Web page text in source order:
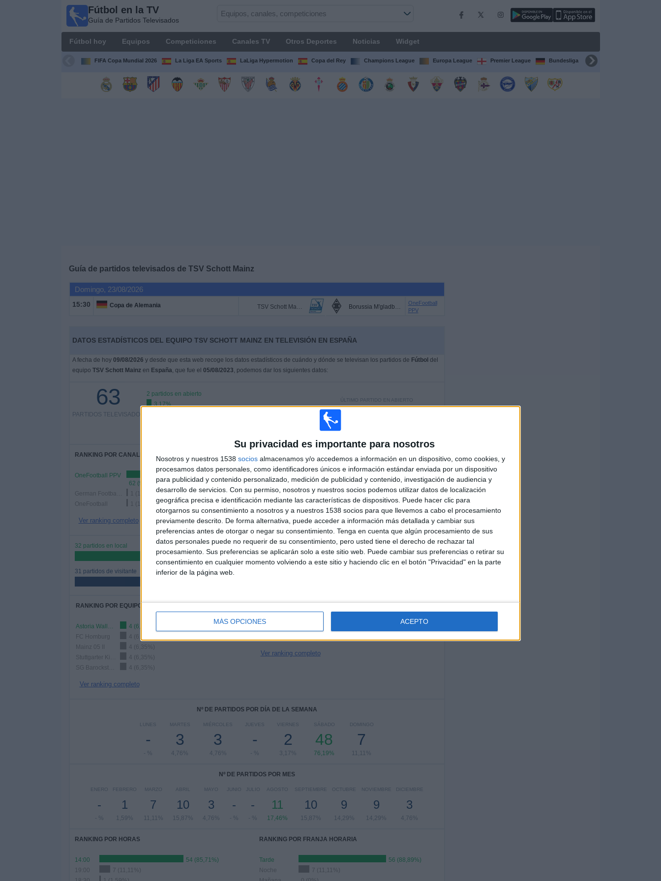
Su privacidad es importante para nosotros
Nosotros y nuestros 1538 socios almacenamos y/o accedemos a información en un dispositivo, como cookies, y
procesamos datos personales, como identificadores únicos e información estándar enviada por un dispositivo
para publicidad y contenido personalizado, medición de publicidad y contenido, investigación de audiencia y
desarrollo de servicios. Con su permiso, nosotros y nuestros socios podemos utilizar datos de localización
geográfica precisa e identificación mediante las características de dispositivos. Puede hacer clic para
otorgarnos su consentimiento a nosotros y a nuestros 1538 socios para que llevemos a cabo el procesamiento
previamente descrito. De forma alternativa, puede acceder a información más detallada y cambiar sus
preferencias antes de otorgar o negar su consentimiento. Tenga en cuenta que algún procesamiento de sus
datos personales puede no requerir de su consentimiento, pero usted tiene el derecho de rechazar tal
procesamiento. Sus preferencias se aplicarán solo a este sitio web. Puede cambiar sus preferencias o retirar su
consentimiento en cualquier momento volviendo a este sitio y haciendo clic en el botón "Privacidad" en la parte
inferior de la página web.
MÁS OPCIONES ACEPTO
Fútbol en la TV
Guía de Partidos Televisados
Fútbol hoy Equipos Competiciones Canales TV Otros Deportes Noticias Widget
FIFA Copa Mundial 2026 La Liga EA Sports LaLiga Hypermotion Copa del Rey Champions League Europa League Premier League Bundesliga Supercopa de España
Guía de partidos televisados de TSV Schott Mainz
Domingo, 23/08/2026
15:30 Copa de Alemania TSV Schott Mainz Borussia M'gladbach
OneFootball
PPV
DATOS ESTADÍSTICOS DEL EQUIPO TSV SCHOTT MAINZ EN TELEVISIÓN EN ESPAÑA
A fecha de hoy 09/08/2026 y desde que esta web recoge los datos estadísticos de cuándo y dónde se televisan los partidos de Fútbol del
equipo TSV Schott Mainzen España, que fue el 05/08/2023, podemos dar los siguientes datos:
63
PARTIDOS TELEVISADOS
2 partidos en abierto
3,17%
ÚLTIMO PARTIDO EN ABIERTO
TSV Schott Mainz - TuS Koblenz
16/03/2024 Regionalliga por OneFootball PPV,
RANKING POR CANALES
OneFootball PPV
62 (98,41%)
1 (1,59%)
OneFootball
1 (1,59%)
Ver ranking completo
TOTAL
3
CANALES TV
DÍAS
875
SIN PARTIDO
GRATUÍTO
PARTIDOS
38
CONSECUTIVOS
32 partidos en local
50,79%
31 partidos de visitante
TOTAL
23
MÁXIMO
4
TOTAL
2
RANKING POR EQUIPOS
Astoria Walldorf
4 (6,35%)
FC Homburg
4 (6,35%)
Mainz 05 II
4 (6,35%)
4 (6,35%)
4 (6,35%)
Ver ranking completo
Ver ranking completo
Nº DE PARTIDOS POR DÍA DE LA SEMANA
LUNES
-
- %
MARTES
3
4,76%
MIÉRCOLES
3
4,76%
JUEVES
-
- %
VIERNES
2
3,17%
SÁBADO
48
76,19%
DOMINGO
7
11,11%
Nº DE PARTIDOS POR MES
ENERO
-
- %
FEBRERO
1
1,59%
MARZO
7
11,11%
ABRIL
10
15,87%
MAYO
3
4,76%
JUNIO
-
- %
JULIO
-
- %
AGOSTO
11
17,46%
SEPTIEMBRE
10
15,87%
OCTUBRE
9
14,29%
NOVIEMBRE
9
14,29%
DICIEMBRE
3
4,76%
RANKING POR HORAS
14:00
54 (85,71%)
19:00
7 (11,11%)
RANKING POR FRANJA HORARIA
Tarde
56 (88,89%)
Noche
7 (11,11%)